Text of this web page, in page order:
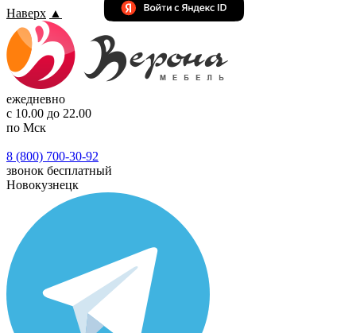
Наверх ▲
ежедневно
с 10.00 до 22.00
по Мск
8 (800) 700-30-92
звонок бесплатный
Новокузнецк